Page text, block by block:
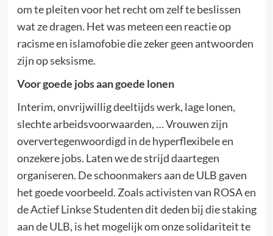
om te pleiten voor het recht om zelf te beslissen
wat ze dragen. Het was meteen een reactie op
racisme en islamofobie die zeker geen antwoorden
zijn op seksisme.
Voor goede jobs aan goede lonen
Interim, onvrijwillig deeltijds werk, lage lonen,
slechte arbeidsvoorwaarden, … Vrouwen zijn
oververtegenwoordigd in de hyperflexibele en
onzekere jobs. Laten we de strijd daartegen
organiseren. De schoonmakers aan de ULB gaven
het goede voorbeeld. Zoals activisten van ROSA en
de Actief Linkse Studenten dit deden bij die staking
aan de ULB, is het mogelijk om onze solidariteit te